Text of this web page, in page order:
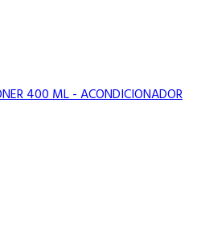
400 ML - ACONDICIONADOR